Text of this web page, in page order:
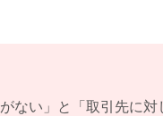
がない」と「取引先に